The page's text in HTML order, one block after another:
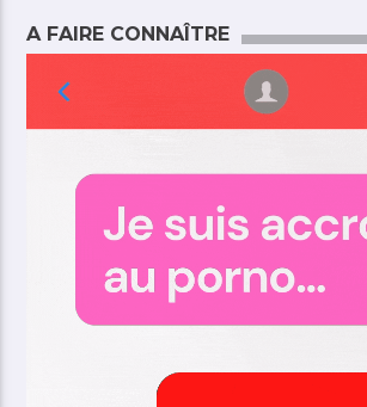
A FAIRE CONNAÎTRE